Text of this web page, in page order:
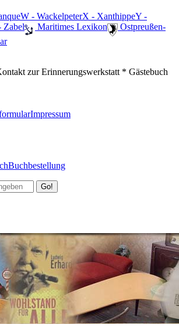
W - WackelpeterX - XanthippeY -
Zabel ️ Maritimes Lexikon
️ Ostpreußen-
zur Erinnerungswerkstatt * Gästebuch
Impressum
Buchbestellung